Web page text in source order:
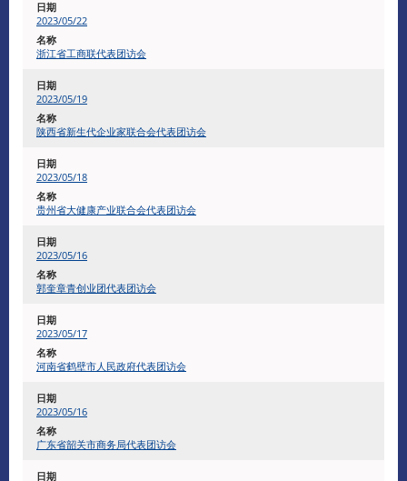
2023/05/22
浙江省工商联代表团访会
2023/05/19
陕西省新生代企业家联合会代表团访会
2023/05/18
贵州省大健康产业联合会代表团访会
2023/05/16
郭奎章青创业团代表团访会
2023/05/17
河南省鹤壁市人民政府代表团访会
2023/05/16
广东省韶关市商务局代表团访会